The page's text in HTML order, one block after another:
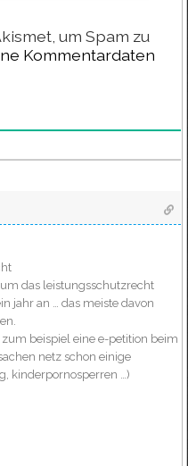
um Spam zu
Kommentardaten
das leistungsschutzrecht
jahr an … das meiste davon
beispiel eine e-petition beim
netz schon einige
kinderpornosperren …)